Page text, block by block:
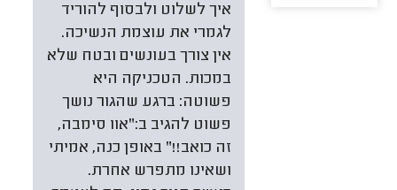
איך לשלוט ולבסוף להוריד
לגמרי את עוצמת הנשיכה.
אין צורך בעונשים ובטח שלא
במכות. הטכניקה היא
פשוטה: ברגע שהגור נושך
פשוט להגיב ב:"אוו סימבה,
זה כואב!!" באופן כנה, אמיתי
ושאינו מתפרש אחרת.